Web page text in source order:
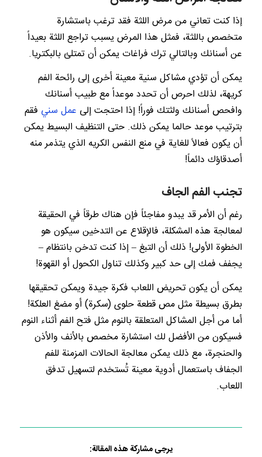
إذا كنت تعاني من مرض اللثة فقد ترغب باستشارة
متخصص باللثة، فمثل هذا المرض يسبب تراجع اللثة بعيداً
عن أسنانك وبالتالي ترك فراغات يمكن أن تمتلئ بالبكتريا.
يمكن أن تؤدي مشاكل سنية معينة أخرى إلى رائحة الفم
كريهة، لذلك احرص أن تحدد موعداً مع طبيب أسنانك
وافحص أسنانك ولثتك فوراً! إذا احتجت إلى عمل سني فقم
بترتيب موعد حالما يمكن ذلك. حتى التنظيف البسيط يمكن
أن يكون فعالاً للغاية في منع النفس الكريه الذي يتذمر منه
أصدقاؤك دائماً!
تجنب الفم الجاف
رغم أن الأمر قد يبدو مفاجئاً فإن هناك طرقاً في الحقيقة
لمعالجة هذه المشكلة، فالإقلاع عن التدخين سيكون هو
الخطوة الأولى! ذلك أن التبغ – إذا كنت تدخن بانتظام –
يجفف فمك إلى حد كبير وكذلك تناول الكحول أو القهوة!
يمكن أن يكون تحريض اللعاب فكرة جيدة ويمكن تحقيقها
بطرق بسيطة مثل مص قطعة حلوى (سكرة) أو مضغ العلكة!
أما من أجل المشاكل المتعلقة بالنوم مثل فتح الفم أثناء النوم
فسيكون من الأفضل لك استشارة مخصص بالأنف والأذن
والحنجرة، مع ذلك يمكن معالجة الحالات المزمنة للفم
الجفاف باستعمال أدوية معينة تُستخدم لتسهيل تدفق
اللعاب.
يرجى مشاركة هذه المقالة: